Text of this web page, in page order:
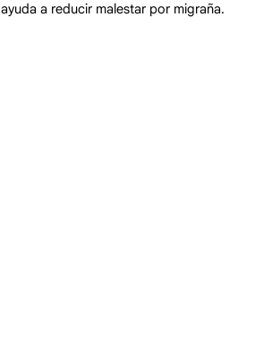
ayuda a reducir malestar por migraña.